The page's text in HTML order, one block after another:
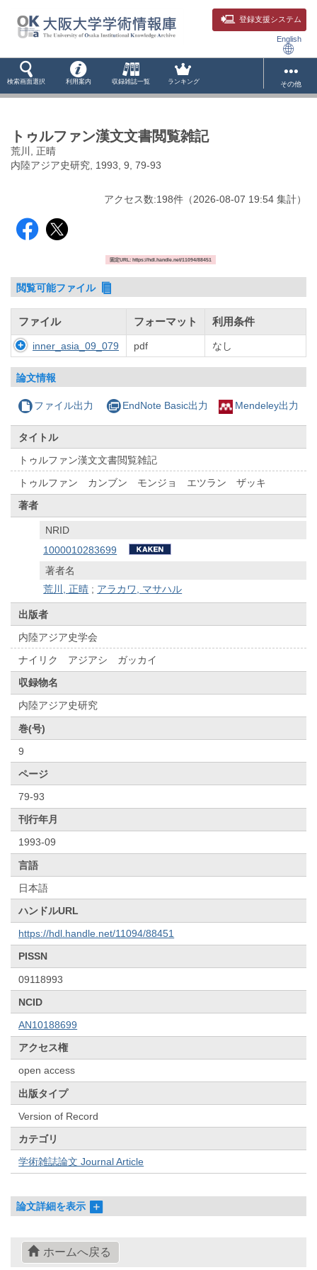
登録支援システム
English
検索画面選択 利用案内 収録雑誌一覧 ランキング その他
トゥルファン漢文文書閲覧雑記
荒川, 正晴
内陸アジア史研究, 1993, 9, 79-93
アクセス数:198件 （2026-08-07 19:54 集計）
固定URL: https://hdl.handle.net/11094/88451
閲覧可能ファイル
ファイル フォーマット 利用条件
inner_asia_09_079 pdf なし
論文情報
ファイル出力 EndNote Basic出力 Mendeley出力
タイトル
トゥルファン漢文文書閲覧雑記
トゥルファン カンブン モンジョ エツラン ザッキ
著者
NRID
1000010283699
著者名
荒川, 正晴 ; アラカワ, マサハル
出版者
内陸アジア史学会
ナイリク アジアシ ガッカイ
収録物名
内陸アジア史研究
巻(号)
9
ページ
79-93
刊行年月
1993-09
言語
日本語
ハンドルURL
https://hdl.handle.net/11094/88451
PISSN
09118993
NCID
AN10188699
アクセス権
open access
出版タイプ
Version of Record
カテゴリ
学術雑誌論文 Journal Article
論文詳細を表示
ホームへ戻る